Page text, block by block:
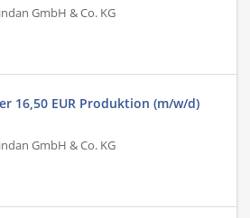
GmbH & Co. KG
16,50 EUR Produktion (m/w/d)
GmbH & Co. KG